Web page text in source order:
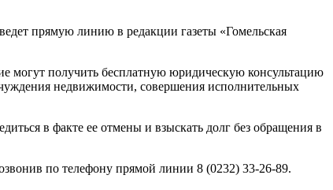
прямую линию в редакции газеты «Гомельская
могут получить бесплатную юридическую консультацию
недвижимости, совершения исполнительных
в факте ее отмены и взыскать долг без обращения в
по телефону прямой линии 8 (0232) 33-26-89.